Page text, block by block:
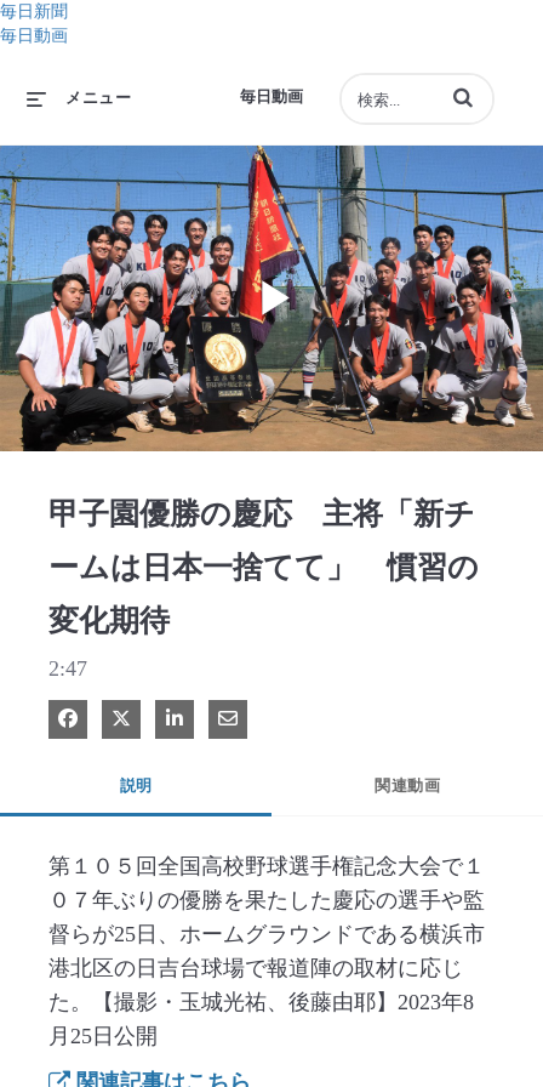
毎日新聞
毎日動画
毎日動画
メニュー 動画の検索語句
Play
甲子園優勝の慶応 主将「新チ
ームは日本一捨てて」 慣習の
変化期待
2:47
Facebook で共有
Xで共有する
LinkedIn で共有
電子メールで共有
説明 関連動画
第１０５回全国高校野球選手権記念大会で１
０７年ぶりの優勝を果たした慶応の選手や監
督らが25日、ホームグラウンドである横浜市
港北区の日吉台球場で報道陣の取材に応じ
た。【撮影・玉城光祐、後藤由耶】2023年8
月25日公開
関連記事はこちら